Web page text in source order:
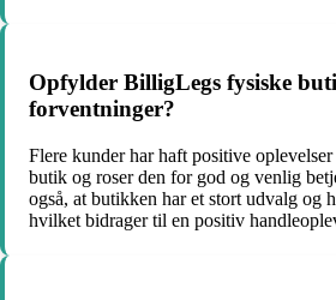
Opfylder BilligLegs fysiske
forventninger?
Flere kunder har haft positive
butik og roser den for god og venlig
også, at butikken har et stort udvalg og
hvilket bidrager til en positiv